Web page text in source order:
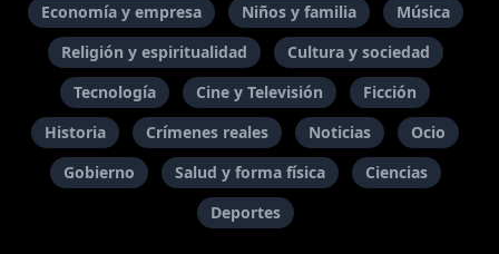
Economía y empresa
Niños y familia
Música
Religión y espiritualidad
Cultura y sociedad
Tecnología
Cine y Televisión
Ficción
Historia
Crímenes reales Noticias
Ocio
Gobierno
Salud y forma física
Ciencias
Deportes